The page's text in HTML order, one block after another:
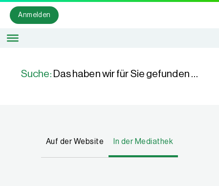
Anmelden
Suche: Das haben wir für Sie gefunden …
Auf der Website In der Mediathek